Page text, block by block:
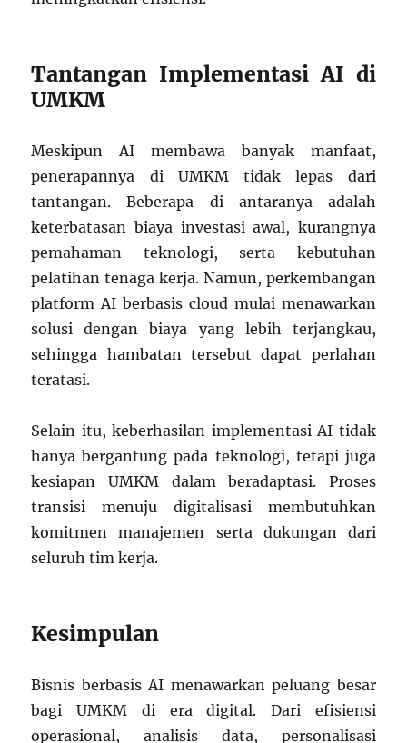
Tantangan Implementasi AI di
UMKM
Meskipun AI membawa banyak manfaat,
penerapannya di UMKM tidak lepas dari
tantangan. Beberapa di antaranya adalah
keterbatasan biaya investasi awal, kurangnya
pemahaman teknologi, serta kebutuhan
pelatihan tenaga kerja. Namun, perkembangan
platform AI berbasis cloud mulai menawarkan
solusi dengan biaya yang lebih terjangkau,
sehingga hambatan tersebut dapat perlahan
teratasi.
Selain itu, keberhasilan implementasi AI tidak
hanya bergantung pada teknologi, tetapi juga
kesiapan UMKM dalam beradaptasi. Proses
transisi menuju digitalisasi membutuhkan
komitmen manajemen serta dukungan dari
seluruh tim kerja.
Kesimpulan
Bisnis berbasis AI menawarkan peluang besar
bagi UMKM di era digital. Dari efisiensi
operasional, analisis data, personalisasi